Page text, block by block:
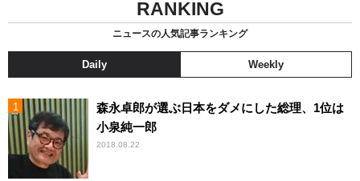
RANKING
ニュースの人気記事ランキング
Daily Weekly
森永卓郎が選ぶ日本をダメにした総理、1位は
小泉純一郎
2018.08.22